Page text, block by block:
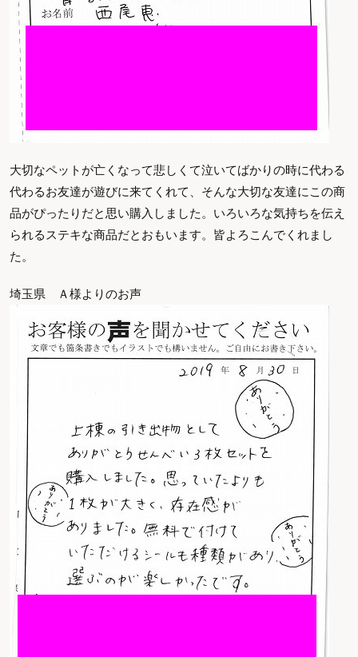
大切なペットが亡くなって悲しくて泣いてばかりの時に代わる
代わるお友達が遊びに来てくれて、そんな大切な友達にこの商
品がぴったりだと思い購入しました。いろいろな気持ちを伝え
られるステキな商品だとおもいます。皆よろこんでくれまし
た。
埼玉県 Ａ様よりのお声